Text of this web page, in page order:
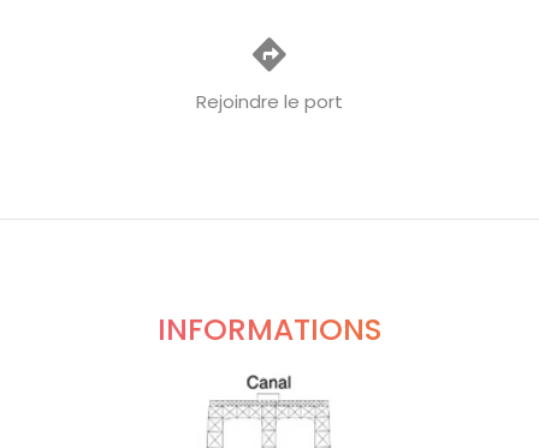
Rejoindre le port
INFORMATIONS